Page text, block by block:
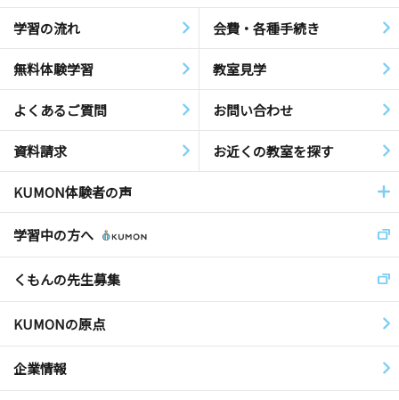
学習の流れ 会費・各種手続き
無料体験学習 教室見学
よくあるご質問 お問い合わせ
資料請求 お近くの教室を探す
KUMON体験者の声
学習中の方へ
くもんの先生募集
KUMONの原点
企業情報